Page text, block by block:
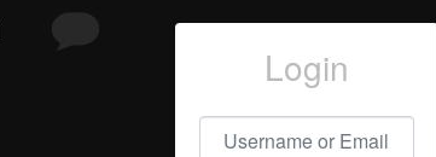
Login
Username or Email